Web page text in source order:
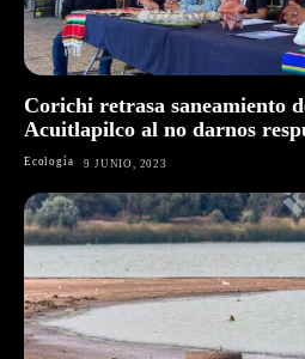
Corichi retrasa saneamiento
Acuitlapilco al no darnos
Ecología 9 JUNIO, 2023